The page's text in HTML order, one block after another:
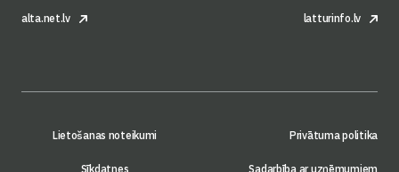
alta.net.lv latturinfo.lv
Lietošanas noteikumi Privātuma politika
Sīkdatnes Sadarbība ar uzņēmumiem